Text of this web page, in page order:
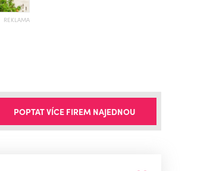
REKLAMA
POPTAT VÍCE FIREM NAJEDNOU